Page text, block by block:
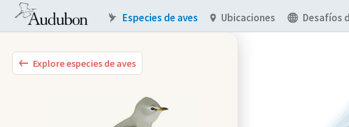
Explore especies de aves
Especies de aves Ubicaciones Desafíos